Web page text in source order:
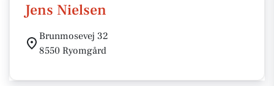
Jens Nielsen
Brunmosevej 32
8550 Ryomgård